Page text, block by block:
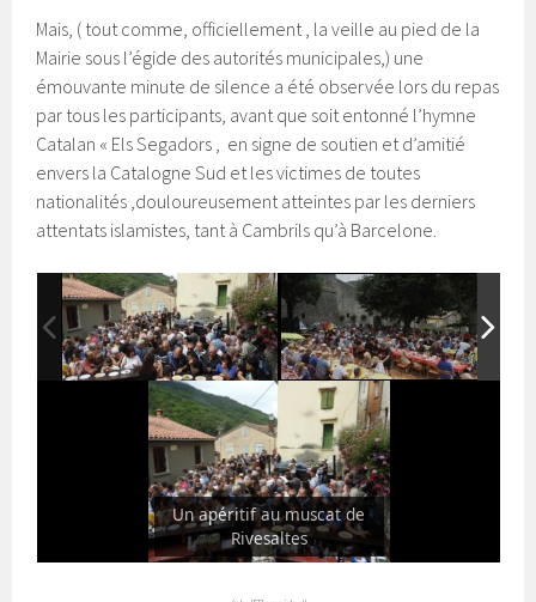
Mais, ( tout comme, officiellement , la veille au pied de la
Mairie sous l’égide des autorités municipales,) une
émouvante minute de silence a été observée lors du repas
par tous les participants, avant que soit entonné l’hymne
Catalan « Els Segadors , en signe de soutien et d’amitié
envers la Catalogne Sud et les victimes de toutes
nationalités ,douloureusement atteintes par les derniers
attentats islamistes, tant à Cambrils qu’à Barcelone.
Un apéritif au muscat de
Rivesaltes